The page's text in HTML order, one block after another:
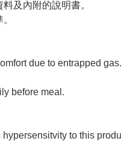
及內附的說明書。
due to entrapped gas.
before meal.
to this